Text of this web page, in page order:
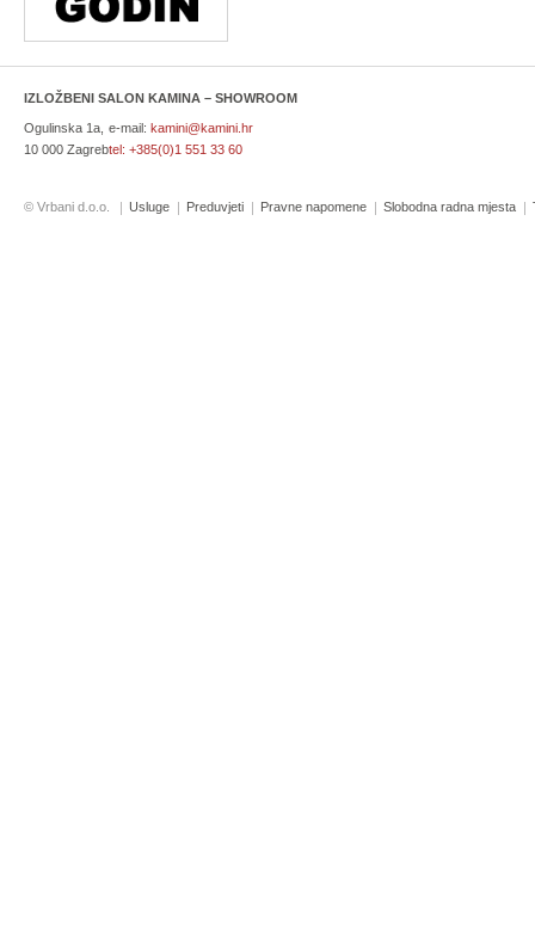
IZLOŽBENI SALON KAMINA – SHOWROOM
Ogulinska 1a,
10 000 Zagreb
e-mail: kamini@kamini.hr
tel: +385(0)1 551 33 60
© Vrbani d.o.o. Usluge Preduvjeti Pravne napomene Slobodna radna mjesta